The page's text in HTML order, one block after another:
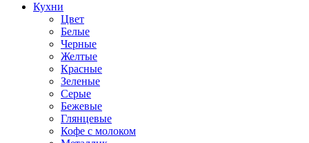
Кухни
Цвет
Белые
Черные
Желтые
Красные
Зеленые
Серые
Бежевые
Глянцевые
Кофе с молоком